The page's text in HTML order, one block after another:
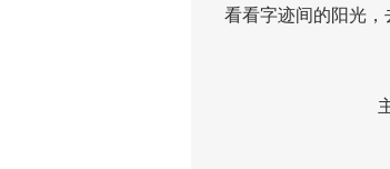
看看字迹间的阳光
主